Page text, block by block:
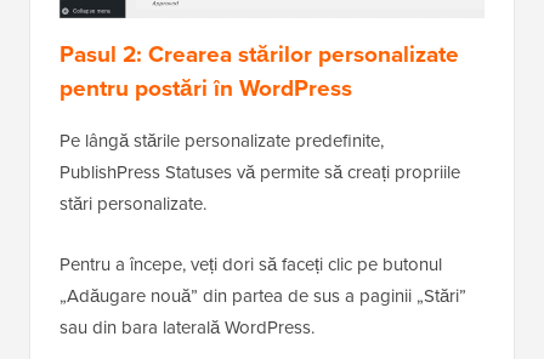
Pasul 2: Crearea stărilor personalizate
pentru postări în WordPress
Pe lângă stările personalizate predefinite,
PublishPress Statuses vă permite să creați propriile
stări personalizate.
Pentru a începe, veți dori să faceți clic pe butonul
„Adăugare nouă” din partea de sus a paginii „Stări”
sau din bara laterală WordPress.